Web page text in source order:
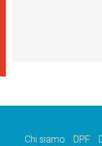
Chi siamo DPF